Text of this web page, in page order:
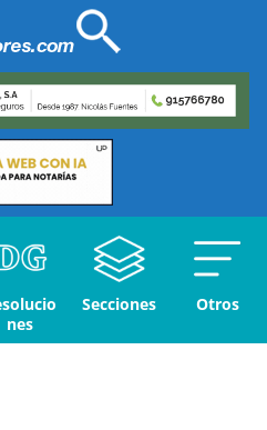
nes
Secciones Otros